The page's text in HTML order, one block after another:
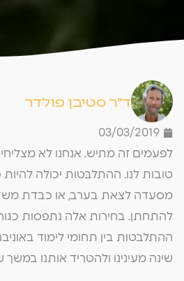
ד"ר סטיבן פולדר
03/03/2019
לפעמים זה מתיש. אנחנו לא
טובות לנו. ההתלבטות יכולה להיות
מסעדה לצאת בערב, או כבדת
להתחתן. בחירות אלה נתפסות
ההתלבטות בין תחומי לימוד
שינה מעינינו ולהטריד אותנו במשך